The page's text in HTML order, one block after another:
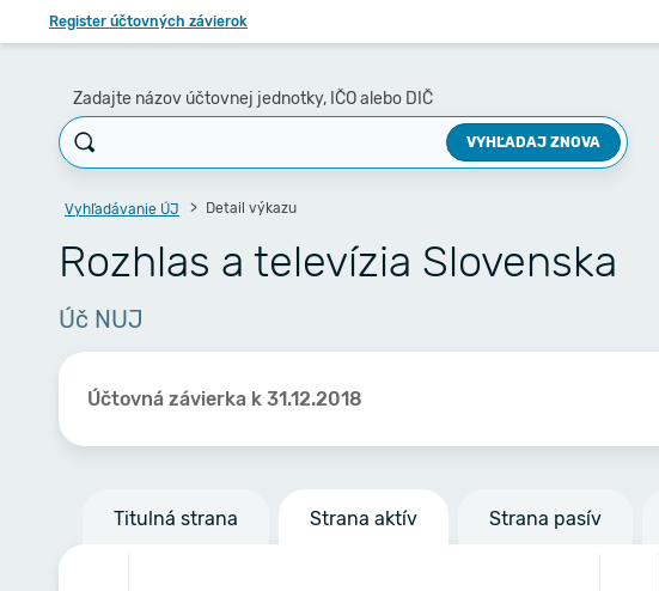
Register účtovných závierok
Zadajte názov účtovnej jednotky, IČO alebo DIČ
VYHĽADAJ ZNOVA
Vyhľadávanie ÚJ Detail výkazu
Rozhlas a televízia Slovenska
Úč NUJ
Účtovná závierka k 31.12.2018
Titulná strana Strana aktív Strana pasív